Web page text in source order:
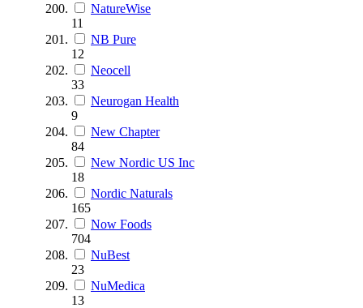
NatureWise
11
NB Pure
12
Neocell
33
Neurogan Health
9
New Chapter
84
New Nordic US Inc
18
Nordic Naturals
165
Now Foods
704
NuBest
23
NuMedica
13